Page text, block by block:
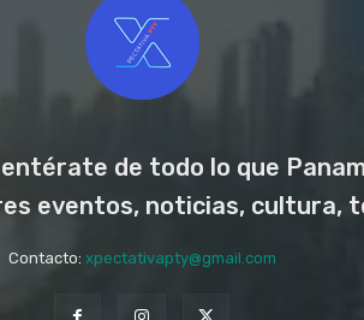
de todo lo que
eventos, noticias, cultura,
Contacto: xpectativapty@gmail.com